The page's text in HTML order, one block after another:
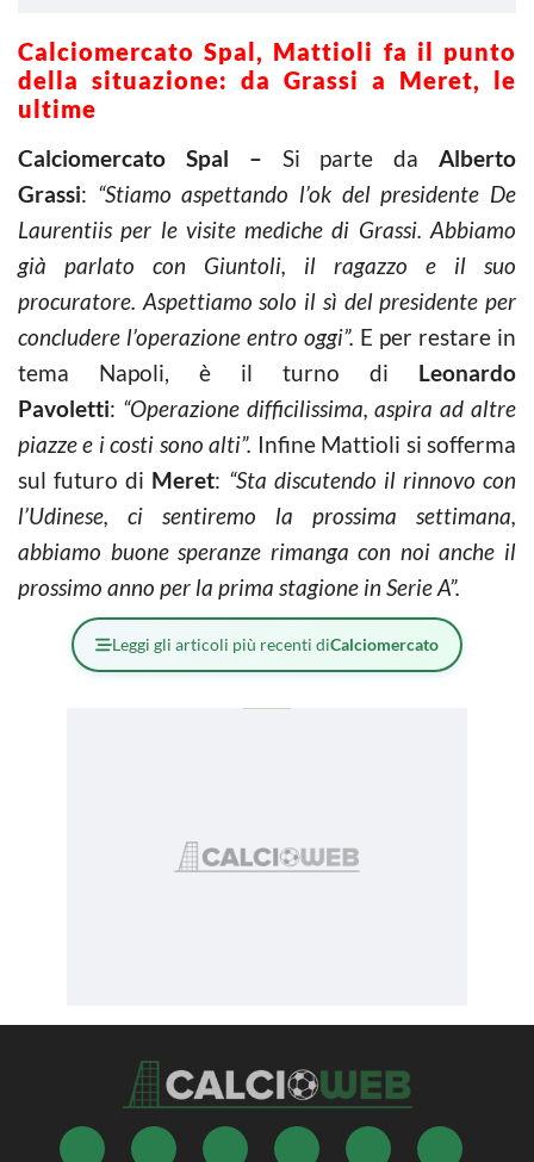
Calciomercato Spal, Mattioli fa il punto
della situazione: da Grassi a Meret, le
ultime
Calciomercato Spal – Si parte da Alberto
Grassi: “Stiamo aspettando l’ok del presidente De
Laurentiis per le visite mediche di Grassi. Abbiamo
già parlato con Giuntoli, il ragazzo e il suo
procuratore. Aspettiamo solo il sì del presidente per
concludere l’operazione entro oggi”. E per restare in
tema Napoli, è il turno di Leonardo
Pavoletti: “Operazione difficilissima, aspira ad altre
piazze e i costi sono alti”. Infine Mattioli si sofferma
sul futuro di Meret: “Sta discutendo il rinnovo con
l’Udinese, ci sentiremo la prossima settimana,
abbiamo buone speranze rimanga con noi anche il
prossimo anno per la prima stagione in Serie A”.
Leggi gli articoli più recenti diCalciomercato